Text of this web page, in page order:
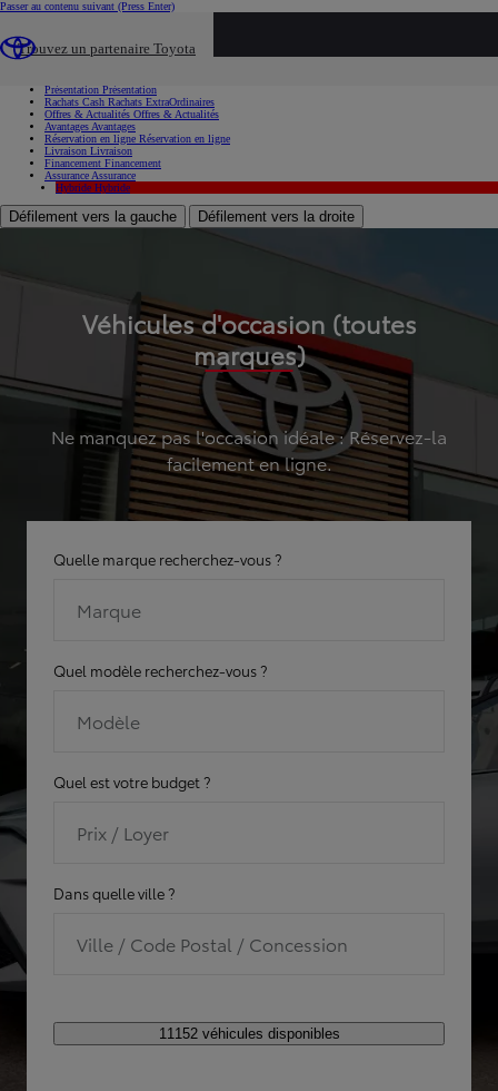
Passer au contenu suivant (Press Enter)
Trouvez un partenaire Toyota
Présentation Présentation
Rachats Cash Rachats ExtraOrdinaires
Offres & Actualités Offres & Actualités
Avantages Avantages
Réservation en ligne Réservation en ligne
Livraison Livraison
Financement Financement
Assurance Assurance
Hybride Hybride
Défilement vers la gauche Défilement vers la droite
Véhicules d'occasion (toutes
marques)
Ne manquez pas l'occasion idéale : Réservez-la
facilement en ligne.
Quelle marque recherchez-vous ?
Marque
Quel modèle recherchez-vous ?
Modèle
Quel est votre budget ?
Prix / Loyer
Dans quelle ville ?
Ville / Code Postal / Concession
11152 véhicules disponibles